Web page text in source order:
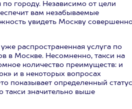
городу. Независимо от цели
вам незабываемые
увидеть Москву
распространенная услуга по
в Москве. Несомненно, такси на
количество преимуществ: и
и в некоторых вопросах
показывает определенный
такси значительно выше